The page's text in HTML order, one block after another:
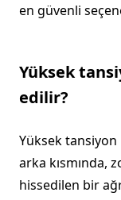
en güvenli
Yüksek
edilir?
Yüksek tansiyon
arka kısmında,
hissedilen bir